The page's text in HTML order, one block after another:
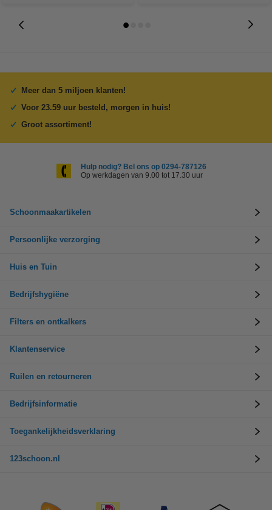
Meer dan 5 miljoen klanten!
Voor 23.59 uur besteld, morgen in huis!
Groot assortiment!
Hulp nodig? Bel ons op 0294-787126
Op werkdagen van 9.00 tot 17.30 uur
Schoonmaakartikelen
Persoonlijke verzorging
Huis en Tuin
Bedrijfshygiëne
Filters en ontkalkers
Klantenservice
Ruilen en retourneren
Bedrijfsinformatie
Toegankelijkheidsverklaring
123schoon.nl